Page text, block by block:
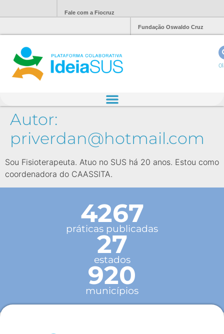
Fale com a Fiocruz
Fundação Oswaldo Cruz
Autor:
priverdan@hotmail.com
Sou Fisioterapeuta. Atuo no SUS há 20 anos. Estou como
coordenadora do CAASSITA.
4267
práticas publicadas
27
estados
920
municípios